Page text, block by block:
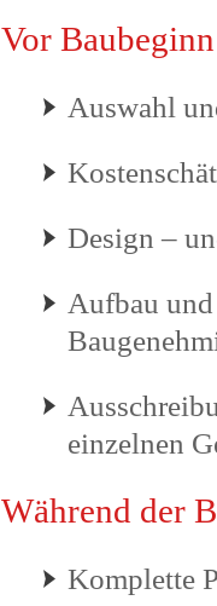
Vor Baubeginn
Auswahl
Design –
Aufbau
einzelnen
Während der
Komplette